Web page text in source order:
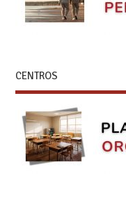
CENTROS